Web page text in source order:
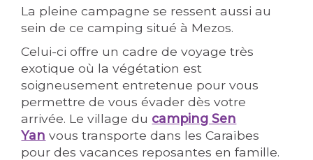
La pleine campagne se ressent aussi au
sein de ce camping situé à Mezos.
Celui-ci offre un cadre de voyage très
exotique où la végétation est
soigneusement entretenue pour vous
permettre de vous évader dès votre
arrivée. Le village du camping Sen
Yan vous transporte dans les Caraïbes
pour des vacances reposantes en famille.